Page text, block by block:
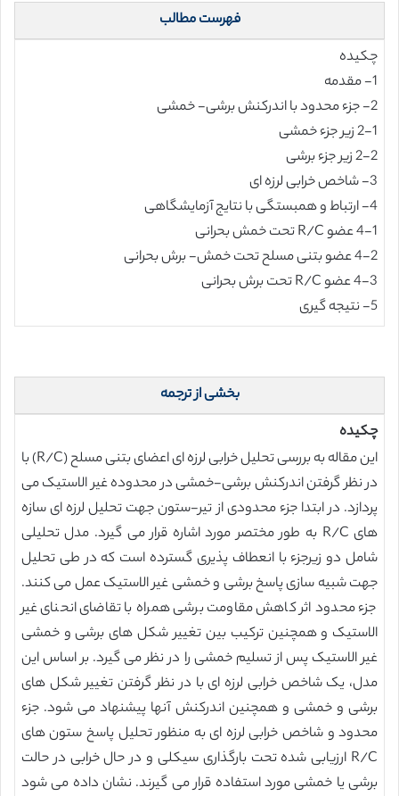
فهرست مطالب
چکیده
1- مقدمه
2- جزء محدود با اندرکنش برشی- خمشی
2-1 زیر جزء خمشی
2-2 زیر جزء برشی
3- شاخص خرابی لرزه ای
4- ارتباط و همبستگی با نتایج آزمایشگاهی
4-1 عضو R/C تحت خمش بحرانی
4-2 عضو بتنی مسلح تحت خمش- برش بحرانی
4-3 عضو R/C تحت برش بحرانی
5- نتیجه گیری
بخشی از ترجمه
چکیده
این مقاله به بررسی تحلیل خرابی لرزه ای اعضای بتنی مسلح (R/C) با
در نظر گرفتن اندرکنش برشی-خمشی در محدوده غیر الاستیک می
پردازد. در ابتدا جزء محدودی از تیر-ستون جهت تحلیل لرزه ای سازه
های R/C به طور مختصر مورد اشاره قرار می گیرد. مدل تحلیلی
شامل دو زیرجزء با انعطاف پذیری گسترده است که در طی تحلیل
جهت شبیه سازی پاسخ برشی و خمشی غیر الاستیک عمل می کنند.
جزء محدود اثر کاهش مقاومت برشی همراه با تقاضای انحنای غیر
الاستیک و همچنین ترکیب بین تغییر شکل های برشی و خمشی
غیر الاستیک پس از تسلیم خمشی را در نظر می گیرد. بر اساس این
مدل، یک شاخص خرابی لرزه ای با در نظر گرفتن تغییر شکل های
برشی و خمشی و همچنین اندرکنش آنها پیشنهاد می شود. جزء
محدود و شاخص خرابی لرزه ای به منظور تحلیل پاسخ ستون های
R/C ارزیابی شده تحت بارگذاری سیکلی و در حال خرابی در حالت
برشی یا خمشی مورد استفاده قرار می گیرند. نشان داده می شود